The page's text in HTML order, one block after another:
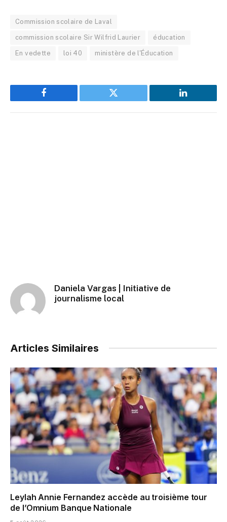
Commission scolaire de Laval
commission scolaire Sir Wilfrid Laurier éducation
En vedette loi 40 ministère de l'Éducation
Facebook Twitter LinkedIn
Daniela Vargas | Initiative de
journalisme local
Articles Similaires
Leylah Annie Fernandez accède au troisième tour
de l’Omnium Banque Nationale